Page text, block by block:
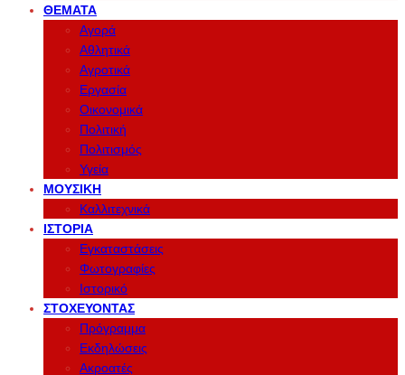
ΘΈΜΑΤΑ
Αγορά
Αθλητικά
Αγροτικά
Εργασία
Οικονομικά
Πολιτική
Πολιτισμός
Υγεία
ΜΟΥΣΙΚΉ
Καλλιτεχνικά
ΙΣΤΟΡΊΑ
Εγκαταστάσεις
Φωτογραφίες
Ιστορικό
ΣΤΟΧΕΎΟΝΤΑΣ
Πρόγραμμα
Εκδηλώσεις
Ακροατές